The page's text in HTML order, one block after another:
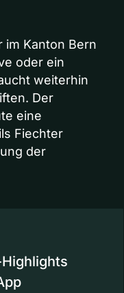
im Kanton Bern
oder ein
weiterhin
Der
eine
Fiechter
der